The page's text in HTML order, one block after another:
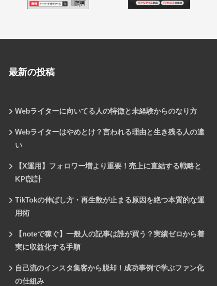
最新の投稿
Webライターに向いてる人の特徴と未経験からのなり方
Webライターはやめとけ？言われる理由と生き残る人の違
い
【X運用】フォロワー増より重要！売上に直結する戦略と
KPI設計
TikTokの伸ばし方・再生数が止まる原因を絶つ本質的な運
用術
【noteで稼ぐ】一般人の記事は誰が買う？実績ゼロから着
実に収益化する手順
自己流のインスタ集客から脱却！成功事例で学ぶファン化
の仕組み